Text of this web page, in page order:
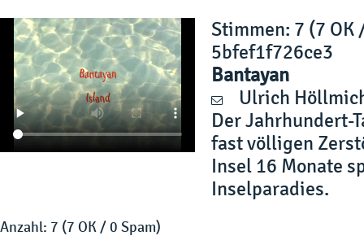
Stimmen: 7 (7 OK
5bfef1f726ce3
Bantayan
Ulrich
Der Jahrhundert-
fast völligen
Insel 16 Monate
Inselparadies.
Anzahl: 7 (7 OK / 0 Spam)